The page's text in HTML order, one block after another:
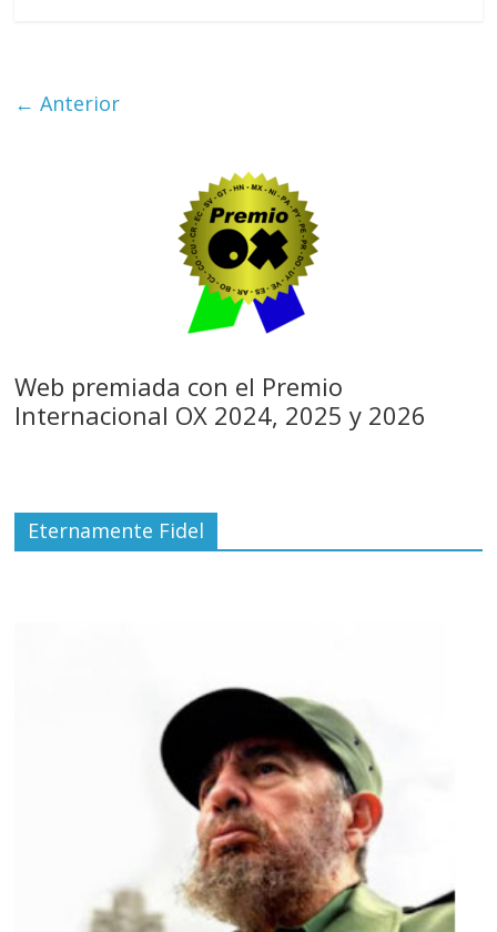
← Anterior
Web premiada con el Premio
Internacional OX 2024, 2025 y 2026
Eternamente Fidel